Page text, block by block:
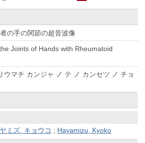
の手の関節の超音波像
Joints of Hands with Rheumatoid
ウマチ カンジャ ノ テ ノ カンセツ ノ チョ
ミズ, キョウコ ; Hayamizu, Kyoko